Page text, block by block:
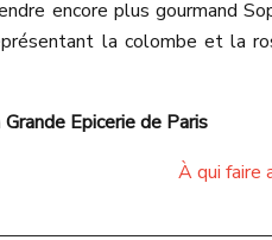
encore plus gourmand
la colombe et la
Grande Epicerie de Paris
À qui faire